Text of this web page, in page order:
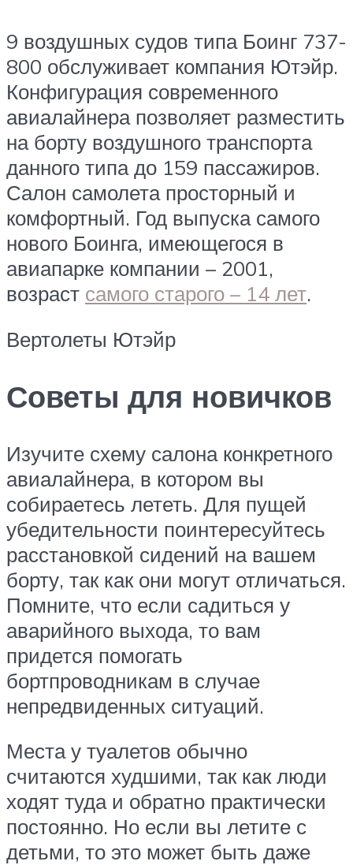
9 воздушных судов типа Боинг 737-
800 обслуживает компания Ютэйр.
Конфигурация современного
авиалайнера позволяет разместить
на борту воздушного транспорта
данного типа до 159 пассажиров.
Салон самолета просторный и
комфортный. Год выпуска самого
нового Боинга, имеющегося в
авиапарке компании – 2001,
возраст самого старого – 14 лет.
Вертолеты Ютэйр
Советы для новичков
Изучите схему салона конкретного
авиалайнера, в котором вы
собираетесь лететь. Для пущей
убедительности поинтересуйтесь
расстановкой сидений на вашем
борту, так как они могут отличаться.
Помните, что если садиться у
аварийного выхода, то вам
придется помогать
бортпроводникам в случае
непредвиденных ситуаций.
Места у туалетов обычно
считаются худшими, так как люди
ходят туда и обратно практически
постоянно. Но если вы летите с
детьми, то это может быть даже